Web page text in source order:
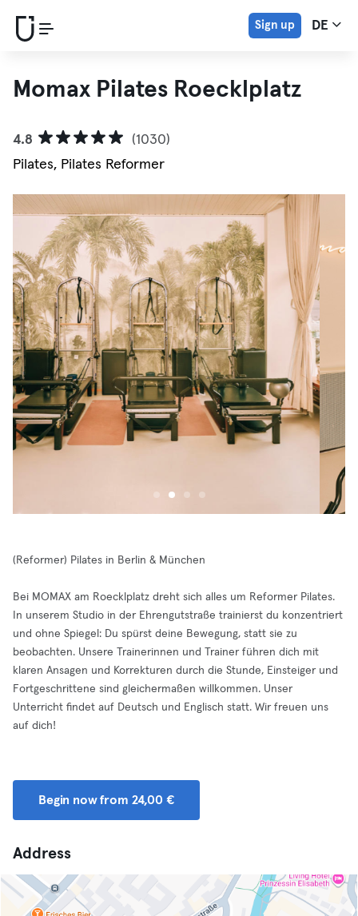
Sign up DE
Momax Pilates Roecklplatz
4.8
(1030)
Pilates, Pilates Reformer
(Reformer) Pilates in Berlin & München
Bei MOMAX am Roecklplatz dreht sich alles um Reformer Pilates.
In unserem Studio in der Ehrengutstraße trainierst du konzentriert
und ohne Spiegel: Du spürst deine Bewegung, statt sie zu
beobachten. Unsere Trainerinnen und Trainer führen dich mit
klaren Ansagen und Korrekturen durch die Stunde, Einsteiger und
Fortgeschrittene sind gleichermaßen willkommen. Unser
Unterricht findet auf Deutsch und Englisch statt. Wir freuen uns
auf dich!
Begin now from 24,00 €
Address